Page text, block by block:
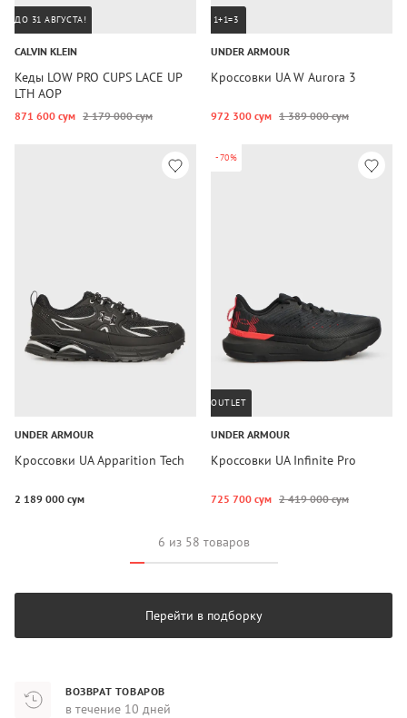
ДО 31 АВГУСТА!
CALVIN KLEIN
Кеды LOW PRO CUPS LACE UP
LTH AOP
871 600 сум 2 179 000 сум
1+1=3
UNDER ARMOUR
Кроссовки UA W Aurora 3
972 300 сум 1 389 000 сум
UNDER ARMOUR
Кроссовки UA Apparition Tech
2 189 000 сум
-70%
OUTLET
UNDER ARMOUR
Кроссовки UA Infinite Pro
725 700 сум 2 419 000 сум
6 из 58 товаров
Перейти в подборку
ВОЗВРАТ ТОВАРОВ
в течение 10 дней